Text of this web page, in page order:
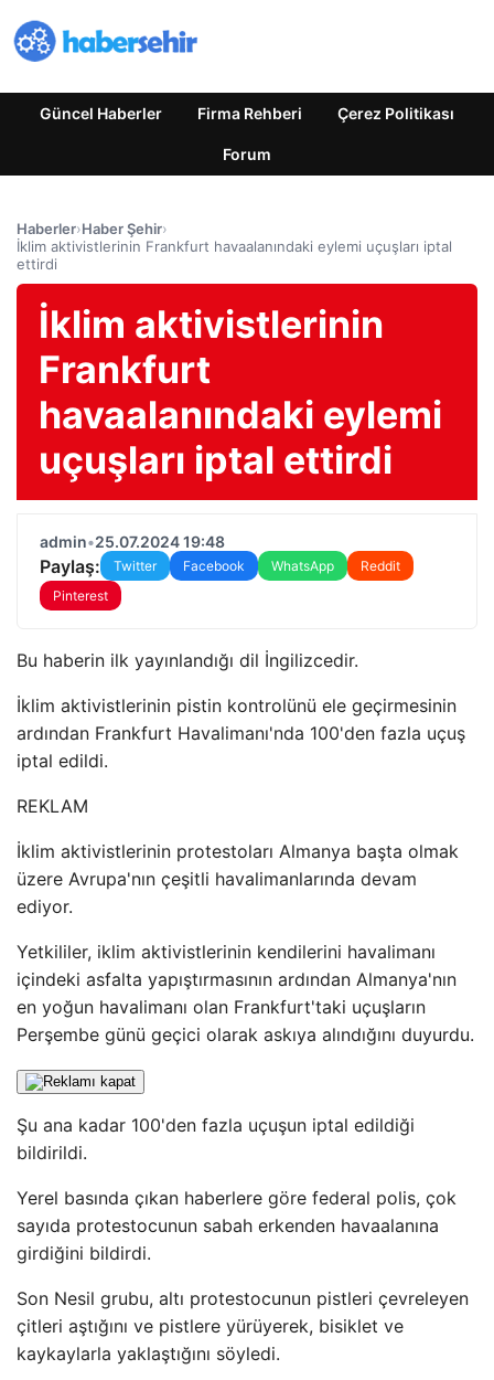
Güncel Haberler Firma Rehberi Çerez Politikası
Forum
Haberler›Haber Şehir›
İklim aktivistlerinin Frankfurt havaalanındaki eylemi uçuşları iptal
ettirdi
İklim aktivistlerinin
Frankfurt
havaalanındaki eylemi
uçuşları iptal ettirdi
admin•25.07.2024 19:48
Paylaş: Twitter Facebook WhatsApp
Reddit
Pinterest
Bu haberin ilk yayınlandığı dil İngilizcedir.
İklim aktivistlerinin pistin kontrolünü ele geçirmesinin
ardından Frankfurt Havalimanı'nda 100'den fazla uçuş
iptal edildi.
REKLAM
İklim aktivistlerinin protestoları Almanya başta olmak
üzere Avrupa'nın çeşitli havalimanlarında devam
ediyor.
Yetkililer, iklim aktivistlerinin kendilerini havalimanı
içindeki asfalta yapıştırmasının ardından Almanya'nın
en yoğun havalimanı olan Frankfurt'taki uçuşların
Perşembe günü geçici olarak askıya alındığını duyurdu.
Şu ana kadar 100'den fazla uçuşun iptal edildiği
bildirildi.
Yerel basında çıkan haberlere göre federal polis, çok
sayıda protestocunun sabah erkenden havaalanına
girdiğini bildirdi.
Son Nesil grubu, altı protestocunun pistleri çevreleyen
çitleri aştığını ve pistlere yürüyerek, bisiklet ve
kaykaylarla yaklaştığını söyledi.